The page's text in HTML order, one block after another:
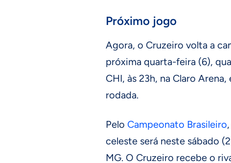
Próximo jogo
Agora, o Cruzeiro volta a
próxima quarta-feira (6),
CHI, às 23h, na Claro
rodada.
Pelo Campeonato Brasileiro
celeste será neste sábado
MG. O Cruzeiro recebe o